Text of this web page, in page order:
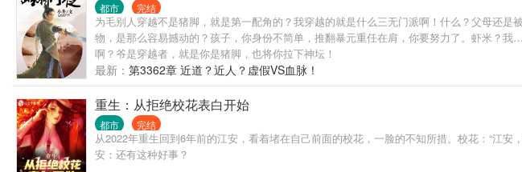
都市 完结
为毛别人穿越不是猪脚，就是第一配角的？我穿越的就是什么三无门派啊！什么？父母还
物，是那么容易撼动的？孩子，你身份不简单，推翻暴元重任在肩，你要努力了。虾米？
啊？爷是穿越者，就是你是猪脚，也将你拉下神坛！
最新： 第3362章 近道？近人？虚假VS血脉！
重生：从拒绝校花表白开始
都市 完结
从2022年重生回到6年前的江安，看着堵在自己前面的校花，一脸的不知所措。校花：“江
安：还有这种好事？